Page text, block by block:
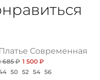
романтика нью
Платье Современная
685 ₽ 1 500 ₽
50 52 54 56